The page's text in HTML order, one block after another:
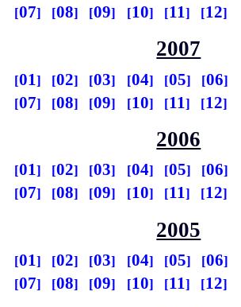
07
08 09 10 11 12
2007
01 02 03 04 05
06
07
08 09 10 11 12
2006
01 02 03 04 05
06
07
08 09 10 11 12
2005
01 02 03 04 05
06
07
08 09 10 11 12